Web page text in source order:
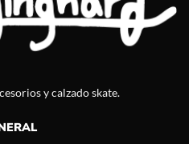
y calzado skate.